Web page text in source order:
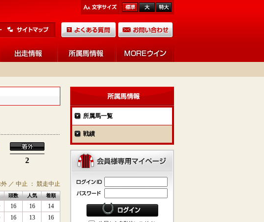
2
／ 中止 ： 競走中止
頭数 人気 着順
16 16
14
16 13 16
所属馬一覧
戦績